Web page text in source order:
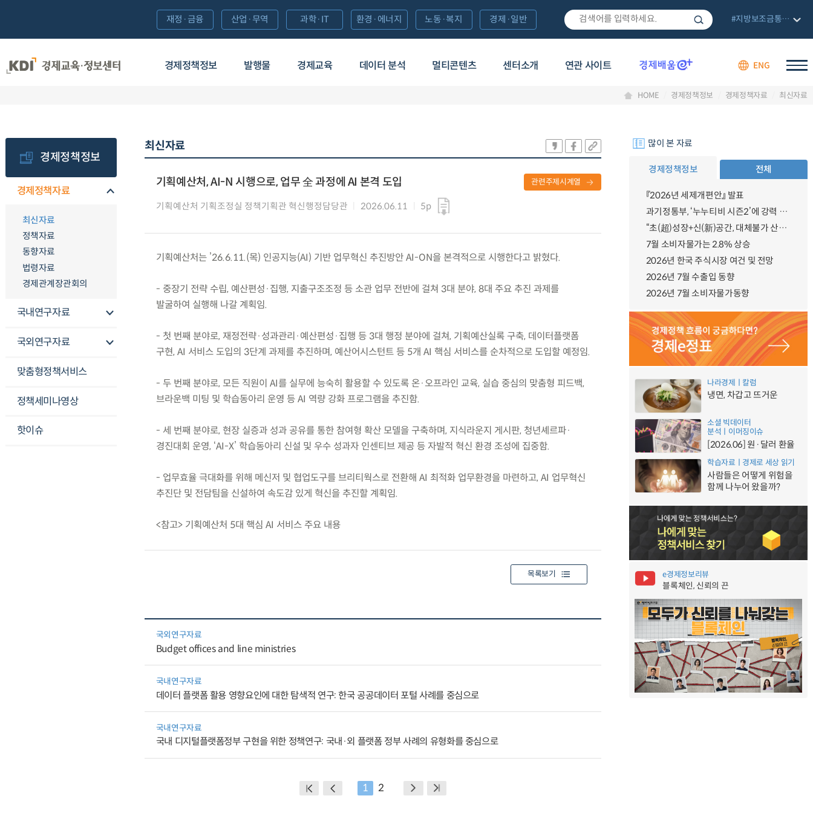
경제정책정보 발행물 경제교육 데이터 분석 멀티콘텐츠 센터소개 연관 사이트 ENG
재정·금융 산업·무역 과학·IT 환경·에너지 노동·복지 경제·일반 #지방보조금통합관리망
HOME 경제정책정보 경제정책자료 최신자료
경제정책정보
경제정책자료
최신자료
정책자료
동향자료
법령자료
경제관계장관회의
국내연구자료
국외연구자료
맞춤형정책서비스
정책세미나영상
핫이슈
최신자료
기획예산처, AI-N 시행으로, 업무 全 과정에 AI 본격 도입
기획예산처 기획조정실 정책기획관 혁신행정담당관 2026.06.11 5p
관련주제시계열
기획예산처는 ’26.6.11.(목) 인공지능(AI) 기반 업무혁신 추진방안 AI-ON을 본격적으로 시행한다고 밝혔다.
- 중장기 전략 수립, 예산편성·집행, 지출구조조정 등 소관 업무 전반에 걸쳐 3대 분야, 8대 주요 추진 과제를
발굴하여 실행해 나갈 계획임.
- 첫 번째 분야로, 재정전략·성과관리·예산편성·집행 등 3대 행정 분야에 걸쳐, 기획예산실록 구축, 데이터플랫폼
구현, AI 서비스 도입의 3단계 과제를 추진하며, 예산어시스턴트 등 5개 AI 핵심 서비스를 순차적으로 도입할 예정임.
- 두 번째 분야로, 모든 직원이 AI를 실무에 능숙히 활용할 수 있도록 온·오프라인 교육, 실습 중심의 맞춤형 피드백,
브라운백 미팅 및 학습동아리 운영 등 AI 역량 강화 프로그램을 추진함.
- 세 번째 분야로, 현장 실증과 성과 공유를 통한 참여형 확산 모델을 구축하며, 지식라운지 게시판, 청년셰르파·
경진대회 운영, ‘AI-X’ 학습동아리 신설 및 우수 성과자 인센티브 제공 등 자발적 혁신 환경 조성에 집중함.
- 업무효율 극대화를 위해 메신저 및 협업도구를 브리티웍스로 전환해 AI 최적화 업무환경을 마련하고, AI 업무혁신
추진단 및 전담팀을 신설하여 속도감 있게 혁신을 추진할 계획임.
<참고> 기획예산처 5대 핵심 AI 서비스 주요 내용
목록보기
국외연구자료
Budget offices and line ministries
국내연구자료
데이터 플랫폼 활용 영향요인에 대한 탐색적 연구: 한국 공공데이터 포털 사례를 중심으로
국내연구자료
국내 디지털플랫폼정부 구현을 위한 정책연구: 국내·외 플랫폼 정부 사례의 유형화를 중심으로
1 2
많이 본 자료
경제정책정보 전체
『2026년 세제개편안』 발표
과기정통부, ‘누누티비 시즌2’에 강력 대응 의지 밝혀
“초(超)성장+신(新)공간, 대체불가 산업강국”
7월 소비자물가는 2.8% 상승
2026년 한국 주식시장 여건 및 전망
2026년 7월 수출입 동향
2026년 7월 소비자물가동향
나라경제ㅣ칼럼
냉면, 차갑고 뜨거운
소셜 빅데이터
분석ㅣ이머징이슈
[2026.06] 원·달러 환율
학습자료ㅣ경제로 세상 읽기
사람들은 어떻게 위험을
함께 나누어 왔을까?
e경제정보리뷰
블록체인, 신뢰의 끈